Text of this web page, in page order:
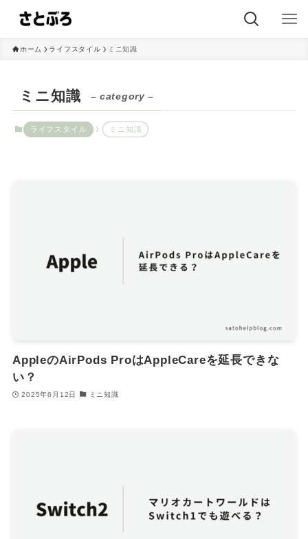
ホーム ライフスタイル ミニ知識
ミニ知識 – category –
ライフスタイル ミニ知識
AppleのAirPods ProはAppleCareを延長できな
い？
2025年6月12日 ミニ知識